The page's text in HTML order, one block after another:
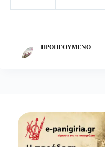
ΠΡΟΗΓΟΎΜΕΝΟ